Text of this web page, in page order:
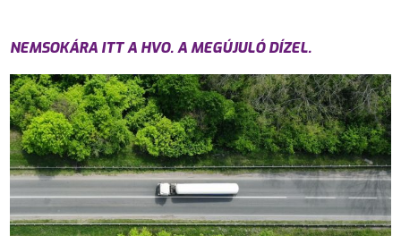
NEMSOKÁRA ITT A HVO. A MEGÚJULÓ DÍZEL.